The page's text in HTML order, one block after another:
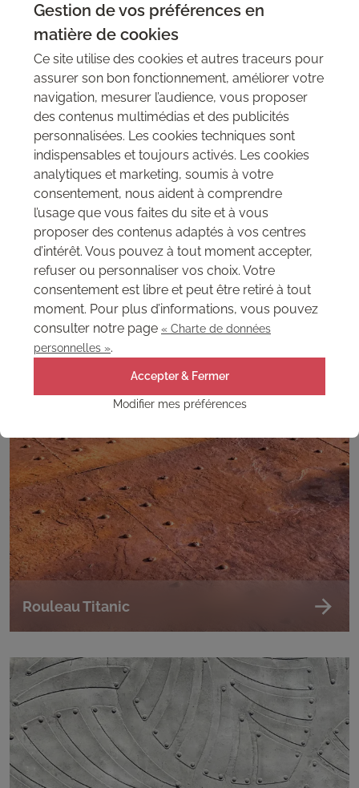
Produits connexes
Voir nos autres gammes
Rouleau Iron - Revêtement mural effet
rouille sans métal
Rouleau Titanic
Gestion de vos préférences en
matière de cookies
Ce site utilise des cookies et autres traceurs pour
assurer son bon fonctionnement, améliorer votre
navigation, mesurer l’audience, vous proposer
des contenus multimédias et des publicités
personnalisées. Les cookies techniques sont
indispensables et toujours activés. Les cookies
analytiques et marketing, soumis à votre
consentement, nous aident à comprendre
l’usage que vous faites du site et à vous
proposer des contenus adaptés à vos centres
d’intérêt. Vous pouvez à tout moment accepter,
refuser ou personnaliser vos choix. Votre
consentement est libre et peut être retiré à tout
moment. Pour plus d’informations, vous pouvez
consulter notre page « Charte de données
personnelles ».
Accepter & Fermer
Modifier mes préférences